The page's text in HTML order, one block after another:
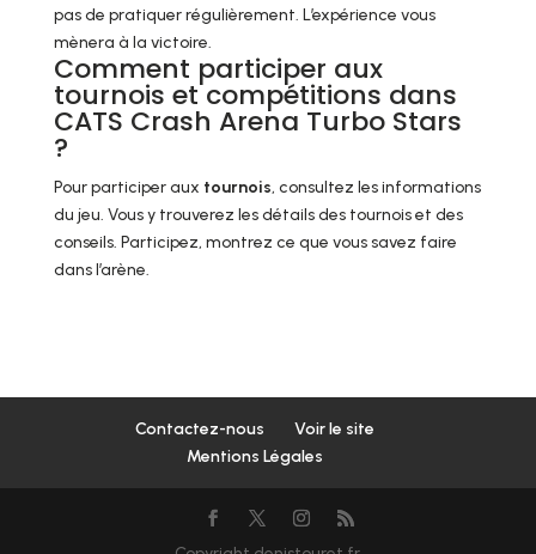
pas de pratiquer régulièrement. L’expérience vous
mènera à la victoire.
Comment participer aux
tournois et compétitions dans
CATS Crash Arena Turbo Stars
?
Pour participer aux tournois, consultez les informations
du jeu. Vous y trouverez les détails des tournois et des
conseils. Participez, montrez ce que vous savez faire
dans l’arène.
Contactez-nous
Voir le site
Mentions Légales